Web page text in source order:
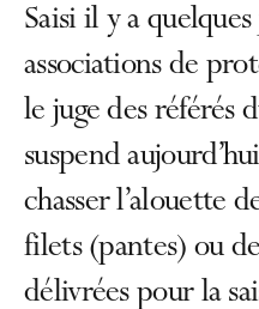
Saisi il y a
associations de
le juge des référés
suspend
chasser l’alouette
filets (pantes) ou
délivrées pour la